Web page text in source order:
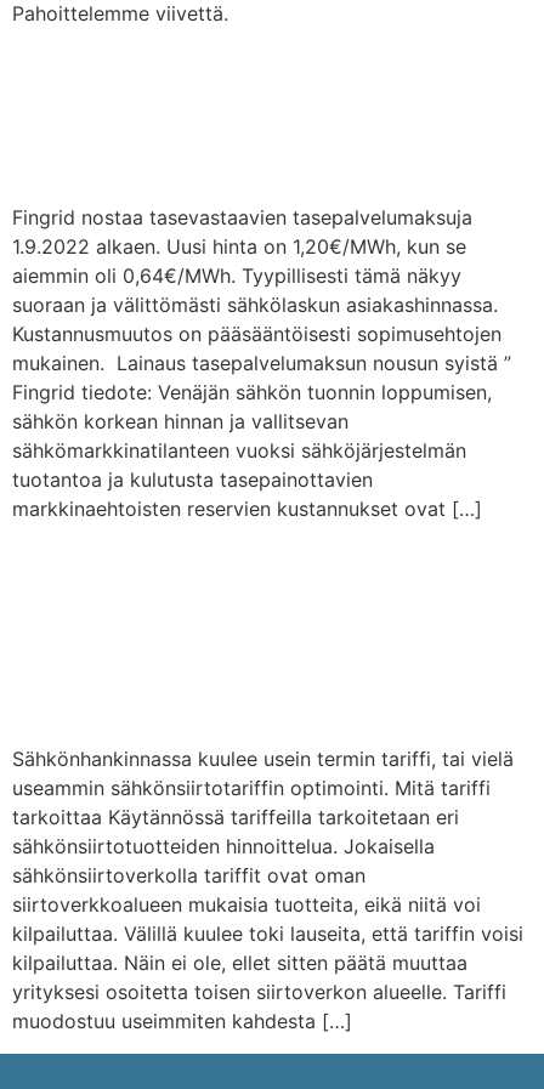
Pahoittelemme viivettä.
Fingrid nostaa tasevastaavien tasepalvelumaksuja
1.9.2022 alkaen. Uusi hinta on 1,20€/MWh, kun se
aiemmin oli 0,64€/MWh. Tyypillisesti tämä näkyy
suoraan ja välittömästi sähkölaskun asiakashinnassa.
Kustannusmuutos on pääsääntöisesti sopimusehtojen
mukainen. Lainaus tasepalvelumaksun nousun syistä ”
Fingrid tiedote: Venäjän sähkön tuonnin loppumisen,
sähkön korkean hinnan ja vallitsevan
sähkömarkkinatilanteen vuoksi sähköjärjestelmän
tuotantoa ja kulutusta tasepainottavien
markkinaehtoisten reservien kustannukset ovat […]
Sähkönhankinnassa kuulee usein termin tariffi, tai vielä
useammin sähkönsiirtotariffin optimointi. Mitä tariffi
tarkoittaa Käytännössä tariffeilla tarkoitetaan eri
sähkönsiirtotuotteiden hinnoittelua. Jokaisella
sähkönsiirtoverkolla tariffit ovat oman
siirtoverkkoalueen mukaisia tuotteita, eikä niitä voi
kilpailuttaa. Välillä kuulee toki lauseita, että tariffin voisi
kilpailuttaa. Näin ei ole, ellet sitten päätä muuttaa
yrityksesi osoitetta toisen siirtoverkon alueelle. Tariffi
muodostuu useimmiten kahdesta […]